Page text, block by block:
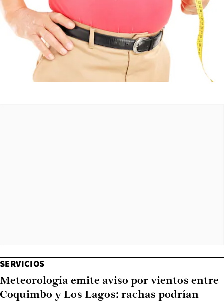
SERVICIOS
Meteorología emite aviso por vientos entre
Coquimbo y Los Lagos: rachas podrían